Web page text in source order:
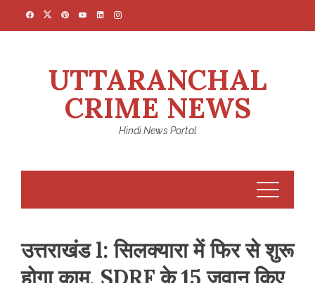
UTTARANCHAL
CRIME NEWS
Hindi News Portal
उत्तराखंड l: सिलक्यारा में फिर से शुरू
होगा काम, SDRF के 15 जवान किए